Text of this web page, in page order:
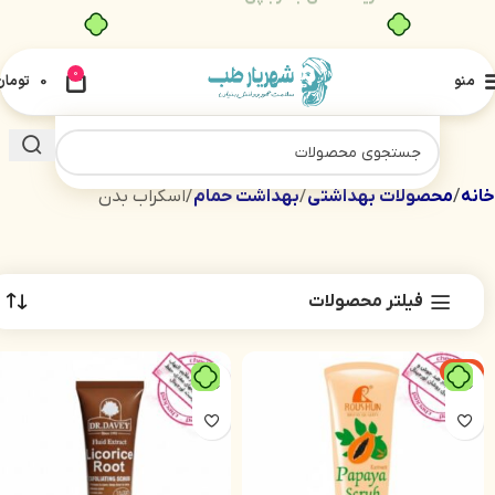
منو 0
0
خانه محصولات بهداشتی بهداشت حمام اسکراب بدن
فیلتر محصولات
-2%